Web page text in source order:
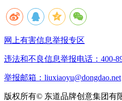
网上有害信息举报专区
违法和不良信息举报电话：400-
举报邮箱：liuxiaoyu@dongdao.net
版权所有© 东道品牌创意集团有